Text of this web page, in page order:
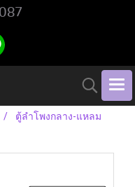
ตู้ลำโพงกลาง-แหลม